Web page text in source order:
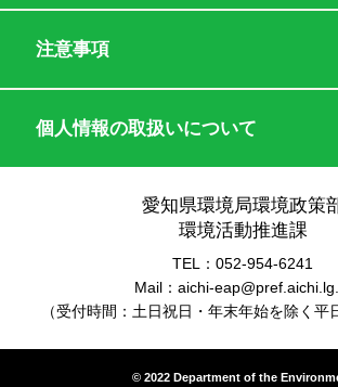
注意事項
個人情報の取扱いについて
愛知県環境局環境政策
環境活動推進課
TEL：052-954-6241
Mail：aichi-
（受付時間：土日祝日・年末年始を除く平
© 2022 Department of the